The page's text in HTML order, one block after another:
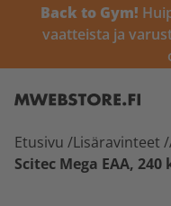
Back to Gym!
vaatteista ja
Etusivu /Lisäravinteet /
Scitec Mega EAA, 240